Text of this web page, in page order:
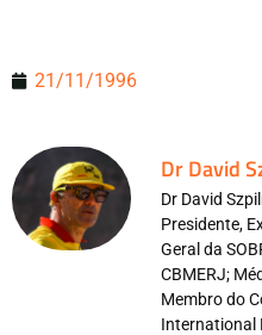
21/11/1996
Dr David
Dr David
Presidente,
Geral da
CBMERJ;
Membro do
International